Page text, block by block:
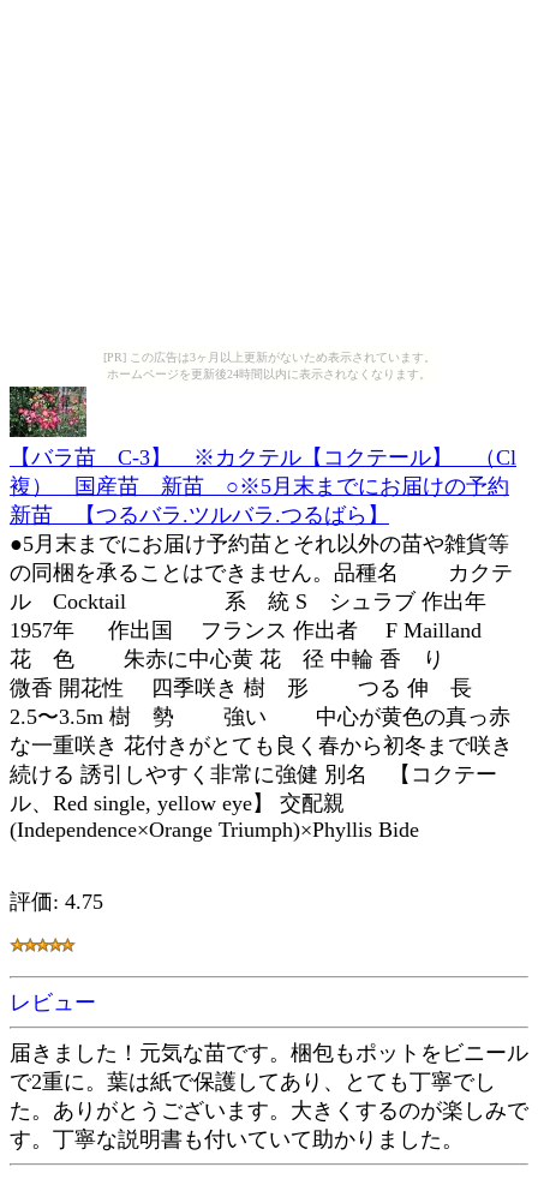
[PR] この広告は3ヶ月以上更新がないため表示されています。
ホームページを更新後24時間以内に表示されなくなります。
【バラ苗 C-3】 ※カクテル【コクテール】 （Cl
複） 国産苗 新苗 ○※5月末までにお届けの予約
新苗 【つるバラ.ツルバラ.つるばら】
●5月末までにお届け予約苗とそれ以外の苗や雑貨等
の同梱を承ることはできません。品種名 カクテ
ル Cocktail 系 統 S シュラブ 作出年
1957年 作出国 フランス 作出者 F Mailland
花 色 朱赤に中心黄 花 径 中輪 香 り
微香 開花性 四季咲き 樹 形 つる 伸 長
2.5〜3.5m 樹 勢 強い 中心が黄色の真っ赤
な一重咲き 花付きがとても良く春から初冬まで咲き
続ける 誘引しやすく非常に強健 別名 【コクテー
ル、Red single, yellow eye】 交配親
(Independence×Orange Triumph)×Phyllis Bide
評価: 4.75
レビュー
届きました！元気な苗です。梱包もポットをビニール
で2重に。葉は紙で保護してあり、とても丁寧でし
た。ありがとうございます。大きくするのが楽しみで
す。丁寧な説明書も付いていて助かりました。